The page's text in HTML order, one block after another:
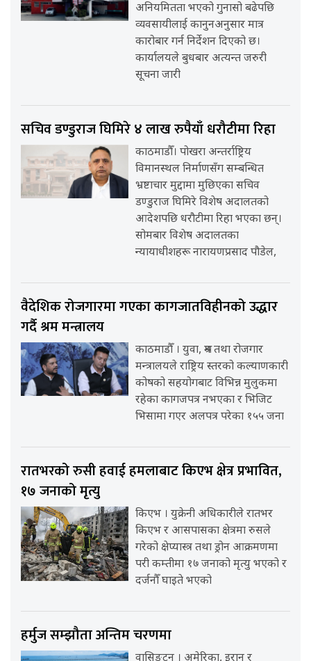
अनियमितता भएको गुनासो बढेपछि
व्यवसायीलाई कानुनअनुसार मात्र
कारोबार गर्न निर्देशन दिएको छ।
कार्यालयले बुधबार अत्यन्त जरुरी
सूचना जारी
सचिव डण्डुराज घिमिरे ४ लाख रुपैयाँ धरौटीमा रिहा
काठमाडौँ। पोखरा अन्तर्राष्ट्रिय
विमानस्थल निर्माणसँग सम्बन्धित
भ्रष्टाचार मुद्दामा मुछिएका सचिव
डण्डुराज घिमिरे विशेष अदालतको
आदेशपछि धरौटीमा रिहा भएका छन्।
सोमबार विशेष अदालतका
न्यायाधीशहरू नारायणप्रसाद पौडेल,
वैदेशिक रोजगारमा गएका कागजातविहीनको उद्धार
गर्दै श्रम मन्त्रालय
काठमाडौँ । युवा, श्रम तथा रोजगार
मन्त्रालयले राष्ट्रिय स्तरको कल्याणकारी
कोषको सहयोगबाट विभिन्न मुलुकमा
रहेका कागजपत्र नभएका र भिजिट
भिसामा गएर अलपत्र परेका १५५ जना
रातभरको रुसी हवाई हमलाबाट किएभ क्षेत्र प्रभावित,
१७ जनाको मृत्यु
किएभ । युक्रेनी अधिकारीले रातभर
किएभ र आसपासका क्षेत्रमा रुसले
गरेको क्षेप्यास्त्र तथा ड्रोन आक्रमणमा
परी कम्तीमा १७ जनाको मृत्यु भएको र
दर्जनौँ घाइते भएको
हर्मुज सम्झौता अन्तिम चरणमा